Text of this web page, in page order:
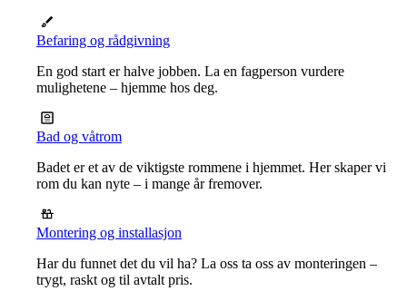
Befaring og rådgivning
En god start er halve jobben. La en fagperson vurdere
mulighetene – hjemme hos deg.
Bad og våtrom
Badet er et av de viktigste rommene i hjemmet. Her skaper vi
rom du kan nyte – i mange år fremover.
Montering og installasjon
Har du funnet det du vil ha? La oss ta oss av monteringen –
trygt, raskt og til avtalt pris.